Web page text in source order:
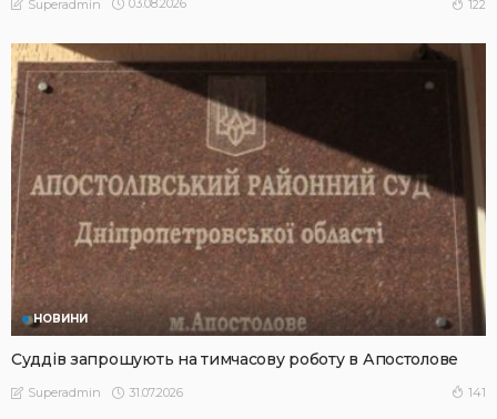
Superadmin 03.08.2026 122
НОВИНИ
Суддів запрошують на тимчасову роботу в Апостолове
Superadmin 31.07.2026 141